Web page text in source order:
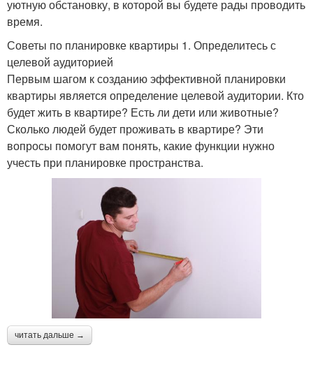
уютную обстановку, в которой вы будете рады проводить
время.
Советы по планировке квартиры 1. Определитесь с
целевой аудиторией
Первым шагом к созданию эффективной планировки
квартиры является определение целевой аудитории. Кто
будет жить в квартире? Есть ли дети или животные?
Сколько людей будет проживать в квартире? Эти
вопросы помогут вам понять, какие функции нужно
учесть при планировке пространства.
читать дальше →